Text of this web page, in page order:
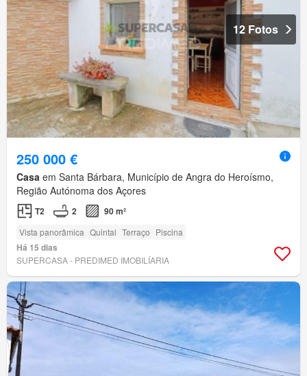
12 Fotos
250 000 €
Casa em Santa Bárbara, Município de Angra do Heroísmo,
Região Autónoma dos Açores
T2 2 90 m²
Vista panorâmica Quintal Terraço Piscina
Há 15 dias
SUPERCASA - PREDIMED IMOBILÍARIA